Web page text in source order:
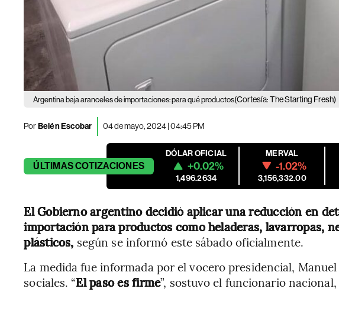
Argentina baja aranceles de importaciones: para qué productos(Cortesía: The Starting Fresh)
PorBelén Escobar 04 de mayo, 2024 | 04:45 PM
ÚLTIMASCOTIZACIONES
DÓLAR OFICIAL
+0.02%
1,496.2634
MERVAL
-1.02%
3,156,332.00
El Gobierno argentino decidió aplicar una reducción en
importación para productos como heladeras, lavarropas,
plásticos, según se informó este sábado oficialmente.
La medida fue informada por el vocero presidencial,
sociales. “El paso es firme”, sostuvo el funcionario